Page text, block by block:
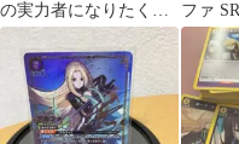
の実力者になりたく
て 陰実 sr 4枚セッ
ファ
の実力